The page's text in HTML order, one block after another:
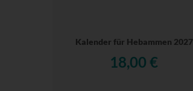
Kalender für Hebammen 2027
18,00 €